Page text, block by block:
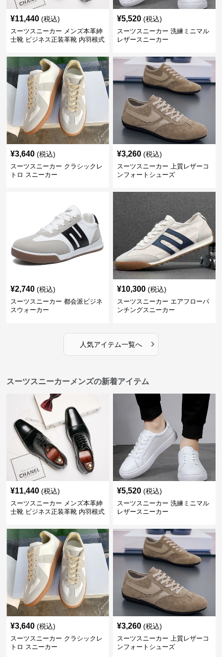
¥11,440 (税込)
スーツスニーカー メンズ本革紳
士靴 ビジネス正装革靴 内羽根式
¥5,520 (税込)
スーツスニーカー 洗練ミニマル
レザースニーカー
¥3,640 (税込)
スーツスニーカー クラシックレ
トロ スニーカー
¥3,260 (税込)
スーツスニーカー 上質レザーコ
ンフォートシューズ
¥2,740 (税込)
スーツスニーカー 都会派ビジネ
スウォーカー
¥10,300 (税込)
スーツスニーカー エアフローパ
ンチングスニーカー
人気アイテム一覧へ ›
スーツスニーカーメンズの新着アイテム
¥11,440 (税込)
スーツスニーカー メンズ本革紳
士靴 ビジネス正装革靴 内羽根式
¥5,520 (税込)
スーツスニーカー 洗練ミニマル
レザースニーカー
¥3,640 (税込)
スーツスニーカー クラシックレ
トロ スニーカー
¥3,260 (税込)
スーツスニーカー 上質レザーコ
ンフォートシューズ